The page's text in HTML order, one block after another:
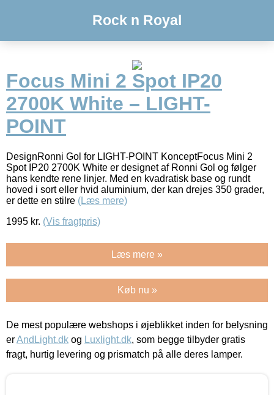
Rock n Royal
Focus Mini 2 Spot IP20
2700K White – LIGHT-
POINT
DesignRonni Gol for LIGHT-POINT KonceptFocus Mini 2
Spot IP20 2700K White er designet af Ronni Gol og følger
hans kendte rene linjer. Med en kvadratisk base og rundt
hoved i sort eller hvid aluminium, der kan drejes 350 grader,
er dette en stilre (Læs mere)
1995 kr. (Vis fragtpris)
Læs mere »
Køb nu »
De mest populære webshops i øjeblikket inden for belysning
erAndLight.dk og Luxlight.dk, som begge tilbyder gratis
fragt, hurtig levering og prismatch på alle deres lamper.